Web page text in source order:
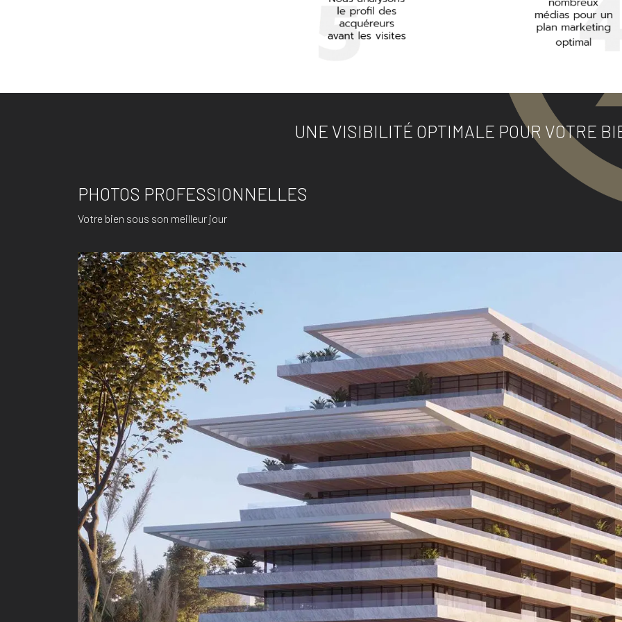
UNE VISIBILITÉ OPTIMALE POUR VOTRE
PHOTOS PROFESSIONNELLES
Votre bien sous son meilleur jour